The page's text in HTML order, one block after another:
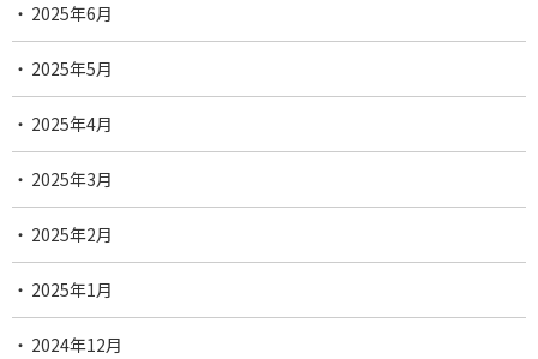
2025年6月
2025年5月
2025年4月
2025年3月
2025年2月
2025年1月
2024年12月